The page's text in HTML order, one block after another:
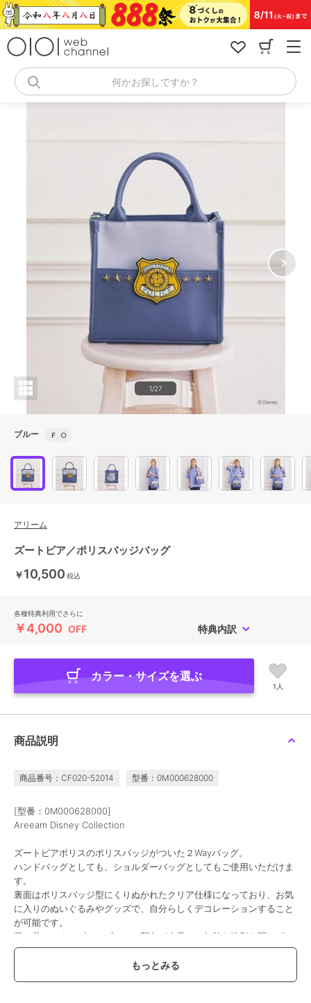
コ
ン
何かお探しですか？
1/27
ブルー Ｆ ○
アリーム
ズートピア／ポリスバッジバッグ
￥10,500 税込
各種特典利用でさらに
￥4,000 OFF 特典内訳
カラー・サイズを選ぶ
1人
商品説明
商品番号：CF020-52014 型番：0M000628000
[型番：0M000628000]
Areeam Disney Collection
ズートピアポリスのポリスバッジがついた２Wayバッグ。
ハンドバッグとしても、ショルダーバッグとしてもご使用いただけま
す。
裏面はポリスバッジ型にくりぬかれたクリア仕様になっており、お気
に入りのぬいぐるみやグッズで、自分らしくデコレーションすること
が可能です。
落ち着いたネイビーとブルーの配色が上品で、年齢や性別を問わず
様々な人のコーディネートにマッチするアイテムに仕上げました。
親子でリンクコーデや、家族でのお揃いコーデにもピッタリ！
お子様が持っても可愛いアイテムです